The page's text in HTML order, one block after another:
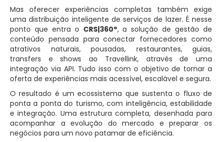
Mas oferecer experiências completas também exige
uma distribuição inteligente de serviços de lazer. É nesse
ponto que entra o CRS|360°, a solução de gestão de
conteúdo pensada para conectar fornecedores como
atrativos naturais, pousadas, restaurantes, guias,
transfers e shows ao Travellink, através de uma
integração via API. Tudo isso com o objetivo de tornar a
oferta de experiências mais acessível, escalável e segura.
O resultado é um ecossistema que sustenta o fluxo de
ponta a ponta do turismo, com inteligência, estabilidade
e integração. Uma estrutura completa, desenhada para
acompanhar a evolução do mercado e preparar os
negócios para um novo patamar de eficiência.